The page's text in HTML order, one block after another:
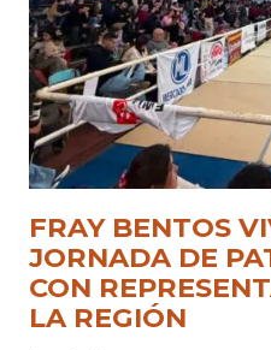
FRAY BENTOS
JORNADA DE
CON
LA REGIÓN